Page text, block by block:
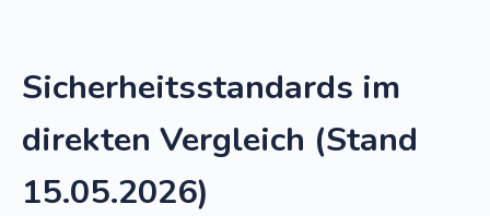
Sicherheitsstandards im
direkten Vergleich (Stand
15.05.2026)